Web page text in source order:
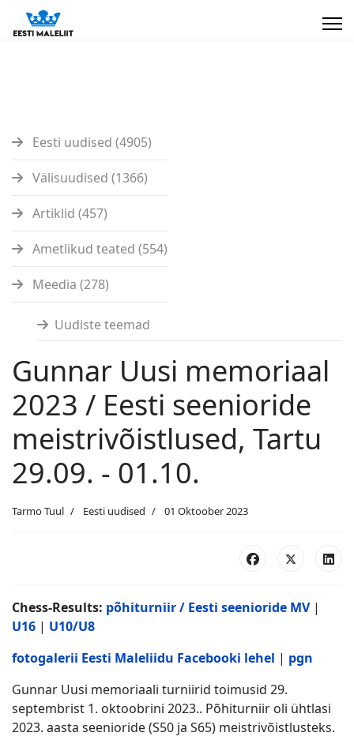
Eesti uudised (4905)
Välisuudised (1366)
Artiklid (457)
Ametlikud teated (554)
Meedia (278)
Uudiste teemad
Gunnar Uusi memoriaal
2023 / Eesti seenioride
meistrivõistlused, Tartu
29.09. - 01.10.
Tarmo Tuul Eesti uudised 01 Oktoober 2023
Chess-Results: põhiturniir / Eesti seenioride MV |
U16 | U10/U8
fotogalerii Eesti Maleliidu Facebooki lehel | pgn
Gunnar Uusi memoriaali turniirid toimusid 29.
septembrist 1. oktoobrini 2023.. Põhiturniir oli ühtlasi
2023. aasta seenioride (S50 ja S65) meistrivõistlusteks.